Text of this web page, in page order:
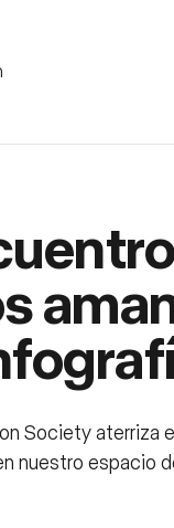
Society aterriza
nuestro espacio